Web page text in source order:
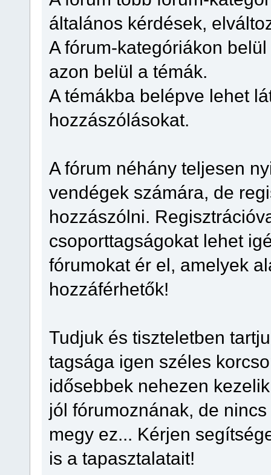
általános kérdések,
A fórum-kategóriákon
azon belül a témák.
A témákba belépve lehet
hozzászólásokat.
A fórum néhány teljesen
vendégek számára, de
hozzászólni.
csoporttagságokat lehet
fórumokat ér el, amelyek
hozzáférhetők!
Tudjuk és tiszteletben
tagsága igen széles
idősebbek nehezen
jól fórumoznának, de
megy ez... Kérjen
is a tapasztalatait!